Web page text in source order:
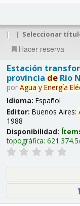
| | Seleccionar
Hacer reserva
Estación
provincia deRío
por Agua y Energía
Idioma: Español
Editor: Buenos Aires:
1988
Disponibilidad:
topográfica: